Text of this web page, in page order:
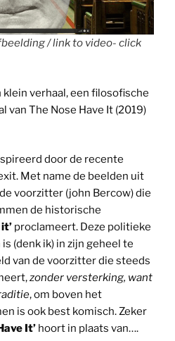
/ link to video- click
verhaal, een filosofische
van The Nose Have It (2019)
door de recente
Met name de beelden uit
voorzitter (john Bercow) die
de historische
proclameert. Deze politieke
(denk ik) in zijn geheel te
van de voorzitter die steeds
zonder versterking, want
, om boven het
is ook best komisch. Zeker
It’ hoort in plaats van….